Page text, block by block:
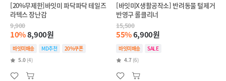
[20%무제한]바잇미 파닥파닥 테일즈
라텍스 장난감
9,900
10%8,900원
바잇미배송 MD추천
20%쿠폰
5.0 (4)
[바잇미X생활공작소] 반려동물 털제거
반영구 롤클리너
15,500
55%6,900원
바잇미배송
SALE
4.7 (6)